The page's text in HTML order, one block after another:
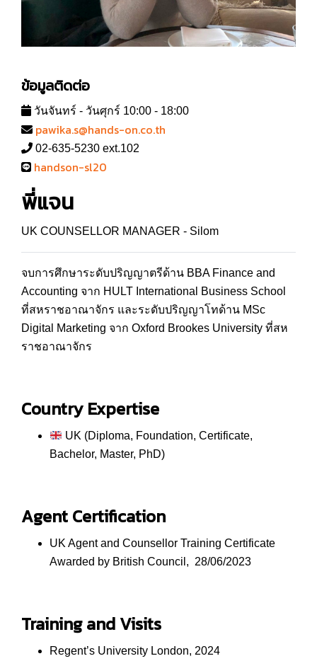
ข้อมูลติดต่อ
วันจันทร์ - วันศุกร์ 10:00 - 18:00
pawika.s@hands-on.co.th
02-635-5230 ext.102
handson-sl20
พี่แจน
UK COUNSELLOR MANAGER - Silom
จบการศึกษาระดับปริญญาตรีด้าน BBA Finance and
Accounting จาก HULT International Business School
ที่สหราชอาณาจักร และระดับปริญญาโทด้าน MSc
Digital Marketing จาก Oxford Brookes University ที่สห
ราชอาณาจักร
Country Expertise
UK (Diploma, Foundation, Certificate,
Bachelor, Master, PhD)
Agent Certification
UK Agent and Counsellor Training Certificate
Awarded by British Council, 28/06/2023
Training and Visits
Regent’s University London, 2024